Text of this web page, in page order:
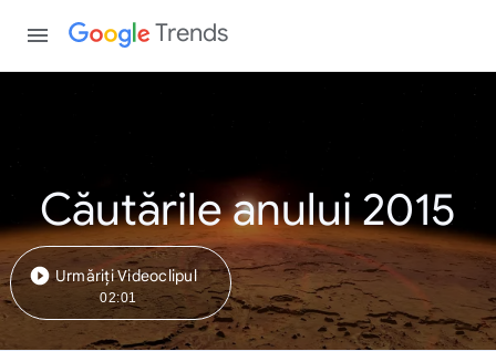
Trends
Căutările anului 2015
Urmăriți Videoclipul
02:01